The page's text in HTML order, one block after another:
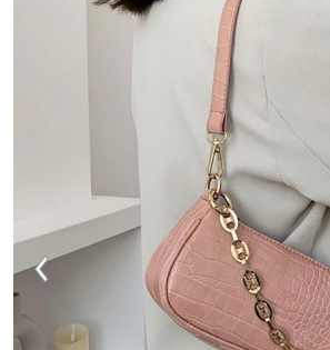
LOUNGEWEAR
VESTIDOS
TRAJES DE BAÑO